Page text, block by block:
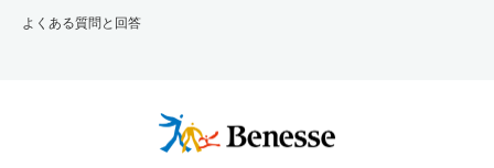
よくある質問と回答